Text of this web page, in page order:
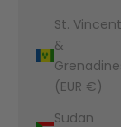
St. Vincent
&
(EUR €)
Sudan